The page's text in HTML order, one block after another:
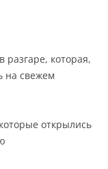
разгаре, которая,
на свежем
открылись